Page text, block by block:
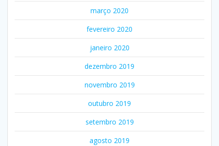
março 2020
fevereiro 2020
janeiro 2020
dezembro 2019
novembro 2019
outubro 2019
setembro 2019
agosto 2019